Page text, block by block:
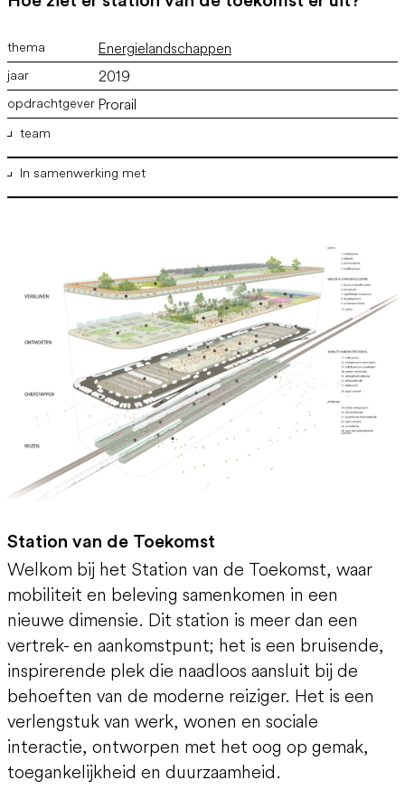
Energielandschappen
2019
Prorail
team
ir. Marco Vermeulen,
In samenwerking met
Station van de Toekomst
Welkom bij het Station van de Toekomst, waar
mobiliteit en beleving samenkomen in een
nieuwe dimensie. Dit station is meer dan een
vertrek- en aankomstpunt; het is een bruisende,
inspirerende plek die naadloos aansluit bij de
behoeften van de moderne reiziger. Het is een
verlengstuk van werk, wonen en sociale
interactie, ontworpen met het oog op gemak,
toegankelijkheid en duurzaamheid.